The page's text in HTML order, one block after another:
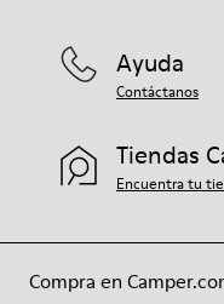
Compra en
Ayuda
Contáctanos
Tiendas
Encuentra tu